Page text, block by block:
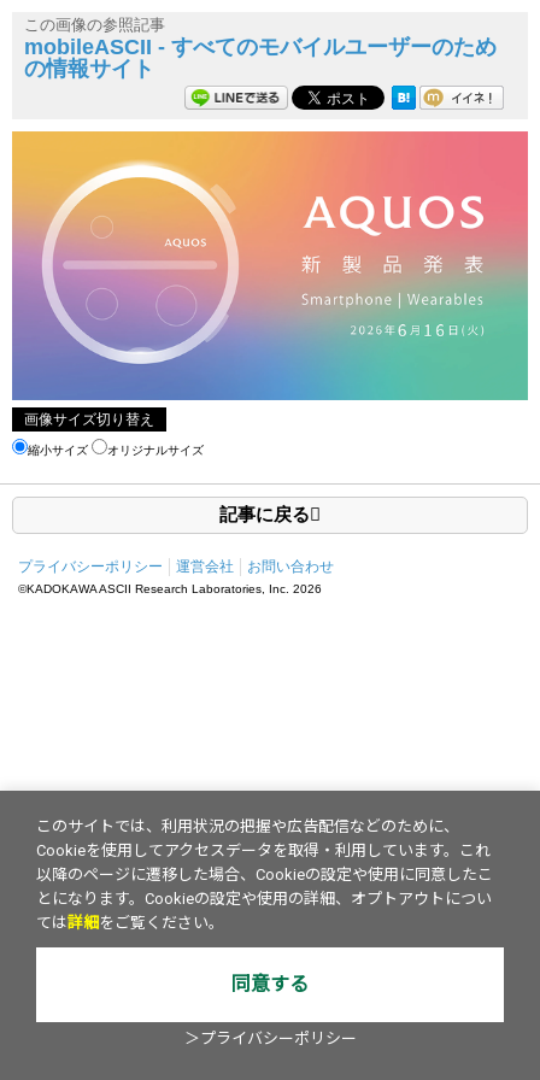
この画像の参照記事
mobileASCII - すべてのモバイルユーザーのため
の情報サイト
画像サイズ切り替え
縮小サイズ オリジナルサイズ
記事に戻る
プライバシーポリシー 運営会社 お問い合わせ
©KADOKAWA ASCII Research Laboratories, Inc. 2026
このサイトでは、利用状況の把握や広告配信などのために、
Cookieを使用してアクセスデータを取得・利用しています。これ
以降のページに遷移した場合、Cookieの設定や使用に同意したこ
とになります。Cookieの設定や使用の詳細、オプトアウトについ
ては詳細 をご覧ください。
同意する
＞プライバシーポリシー